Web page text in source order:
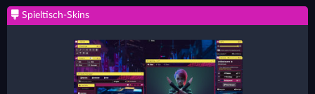
Spieltisch-Skins